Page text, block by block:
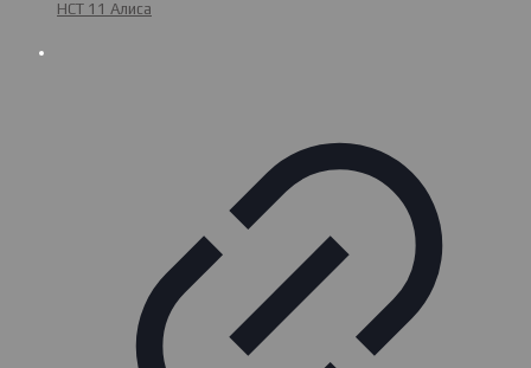
НСТ 11 Алиса